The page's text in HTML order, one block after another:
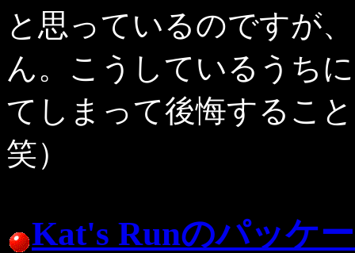
と思っているのですが
ん。こうしているうち
てしまって後悔するこ
笑）
Kat's Runのパッケ